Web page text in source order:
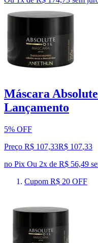
Máscara
Lançamento
5% OFF
Preço R$ 107,33R$ 107,33
no Pix Ou 2x de R$ 56,49
Cupom R$ 20 OFF